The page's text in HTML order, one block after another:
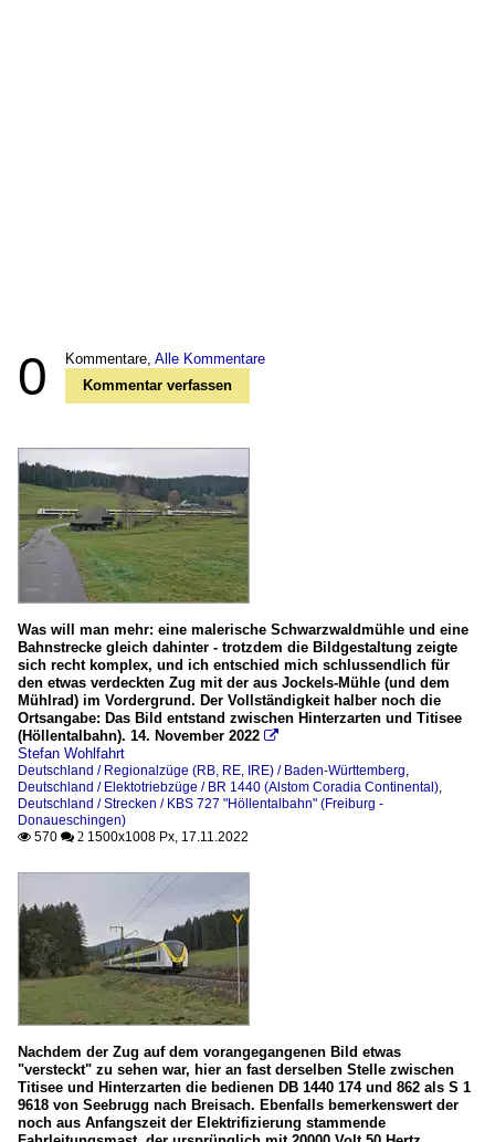
0 Kommentare, Alle Kommentare
Kommentar verfassen
Was will man mehr: eine malerische Schwarzwaldmühle und eine
Bahnstrecke gleich dahinter - trotzdem die Bildgestaltung zeigte
sich recht komplex, und ich entschied mich schlussendlich für
den etwas verdeckten Zug mit der aus Jockels-Mühle (und dem
Mühlrad) im Vordergrund. Der Vollständigkeit halber noch die
Ortsangabe: Das Bild entstand zwischen Hinterzarten und Titisee
(Höllentalbahn). 14. November 2022 
Stefan Wohlfahrt
Deutschland / Regionalzüge (RB, RE, IRE) / Baden-Württemberg
Deutschland / Elektotriebzüge / BR 1440 (Alstom Coradia Continental)
Deutschland / Strecken / KBS 727 "Höllentalbahn" (Freiburg -
Donaueschingen)
 570  2 1500x1008 Px, 17.11.2022
Nachdem der Zug auf dem vorangegangenen Bild etwas
"versteckt" zu sehen war, hier an fast derselben Stelle zwischen
Titisee und Hinterzarten die bedienen DB 1440 174 und 862 als S 1
9618 von Seebrugg nach Breisach. Ebenfalls bemerkenswert der
noch aus Anfangszeit der Elektrifizierung stammende